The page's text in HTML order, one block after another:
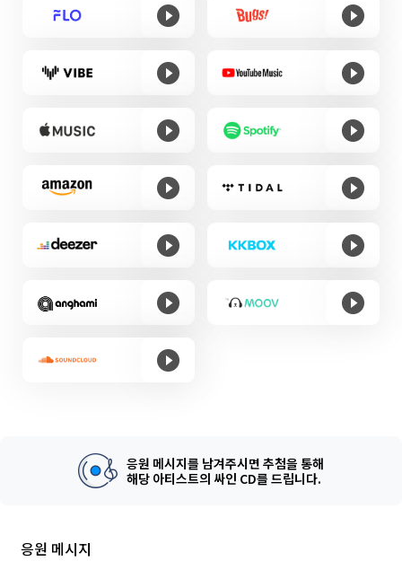
응원 메시지를 남겨주시면 추첨을 통해
해당 아티스트의 싸인 CD를 드립니다.
응원 메시지